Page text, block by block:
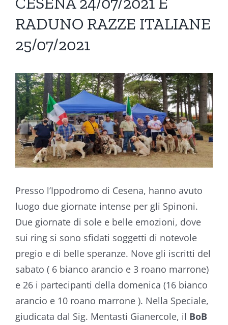
RADUNO RAZZE ITALIANE
25/07/2021
Ingrandisci
immagine
Presso l’Ippodromo di Cesena, hanno avuto
luogo due giornate intense per gli Spinoni.
Due giornate di sole e belle emozioni, dove
sui ring si sono sfidati soggetti di notevole
pregio e di belle speranze. Nove gli iscritti del
sabato ( 6 bianco arancio e 3 roano marrone)
e 26 i partecipanti della domenica (16 bianco
arancio e 10 roano marrone ). Nella Speciale,
giudicata dal Sig. Mentasti Gianercole, il BoB